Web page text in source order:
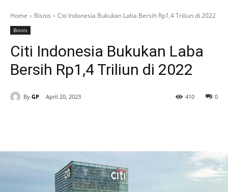
Home Bisnis Citi Indonesia Bukukan Laba Bersih Rp1,4 Triliun di 2022
Bisnis
Citi Indonesia Bukukan Laba
Bersih Rp1,4 Triliun di 2022
By GP April 20, 2023 0
410